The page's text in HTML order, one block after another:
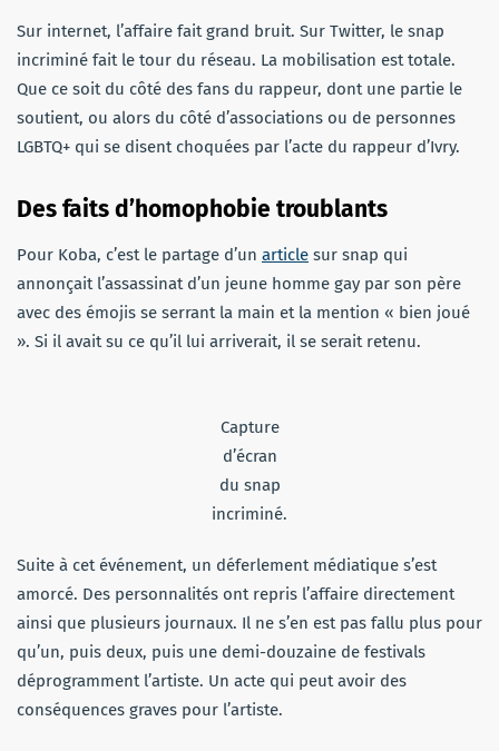
Sur internet, l’affaire fait grand bruit. Sur Twitter, le snap
incriminé fait le tour du réseau. La mobilisation est totale.
Que ce soit du côté des fans du rappeur, dont une partie le
soutient, ou alors du côté d’associations ou de personnes
LGBTQ+ qui se disent choquées par l’acte du rappeur d’Ivry.
Des faits d’homophobie troublants
Pour Koba, c’est le partage d’un article sur snap qui
annonçait l’assassinat d’un jeune homme gay par son père
avec des émojis se serrant la main et la mention « bien joué
». Si il avait su ce qu’il lui arriverait, il se serait retenu.
Capture
d’écran
du snap
incriminé.
Suite à cet événement, un déferlement médiatique s’est
amorcé. Des personnalités ont repris l’affaire directement
ainsi que plusieurs journaux. Il ne s’en est pas fallu plus pour
qu’un, puis deux, puis une demi-douzaine de festivals
déprogramment l’artiste. Un acte qui peut avoir des
conséquences graves pour l’artiste.